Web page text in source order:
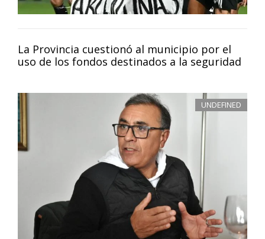
La Provincia cuestionó al municipio por el
uso de los fondos destinados a la seguridad
UNDEFINED